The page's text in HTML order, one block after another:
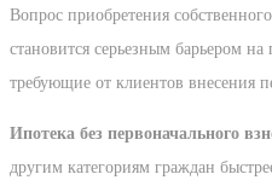
Вопрос приобретения
становится серьезным барьером
требующие от клиентов внесения
Ипотека без первоначального
другим категориям граждан